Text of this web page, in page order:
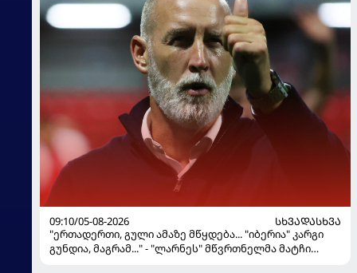
09:10/05-08-2026
ᲡᲮᲕᲐᲓᲐᲡᲮᲕᲐ
"ერთადერთი, გული ამაზე მწყდება... "იბერია" კარგი
გუნდია, მაგრამ..." - "ლარნეს" მწვრთნელმა მატჩი